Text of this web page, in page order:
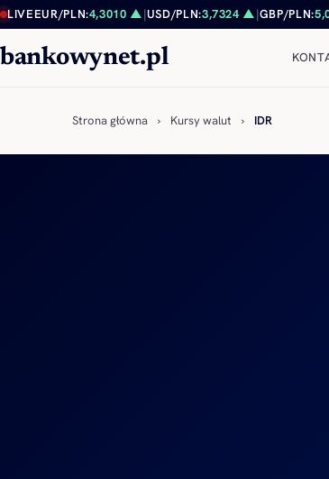
Przejdź do treści
LIVEEUR/PLN:4,3010 ▲|USD/PLN:3,7324 ▲|GBP/PLN:
bankowynet.pl
Strona główna › Kursy walut › IDR